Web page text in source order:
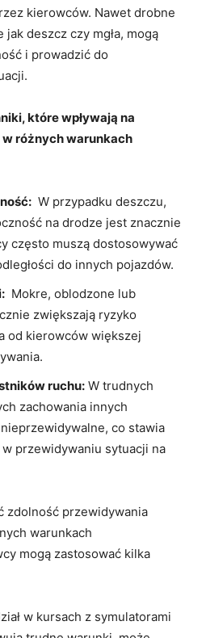
kierowców. Nawet drobne
deszcz czy ⁣mgła,​ mogą
i prowadzić do
które ‌wpływają ⁤na‌
różnych warunkach
‍ W⁤ przypadku deszczu,
na drodze jest ​znacznie
często muszą⁢ dostosowywać⁢
do innych pojazdów.
⁤ Mokre, ‍oblodzone lub‌
zwiększają ‌ryzyko
od kierowców‌ większej
ruchu: W trudnych​
zachowania‍ innych
co stawia
przewidywaniu sytuacji na
zdolność przewidywania
warunkach
mogą zastosować kilka
w kursach z symulatorami⁢